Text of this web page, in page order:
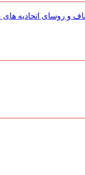
و روسای اتحادیه